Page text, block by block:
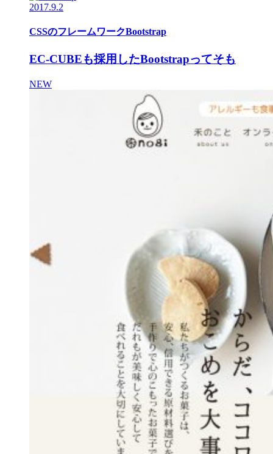
2017.9.2
CSSのフレームワークBootstrap
EC-CUBEも採用したBootstrapってそも
NEW